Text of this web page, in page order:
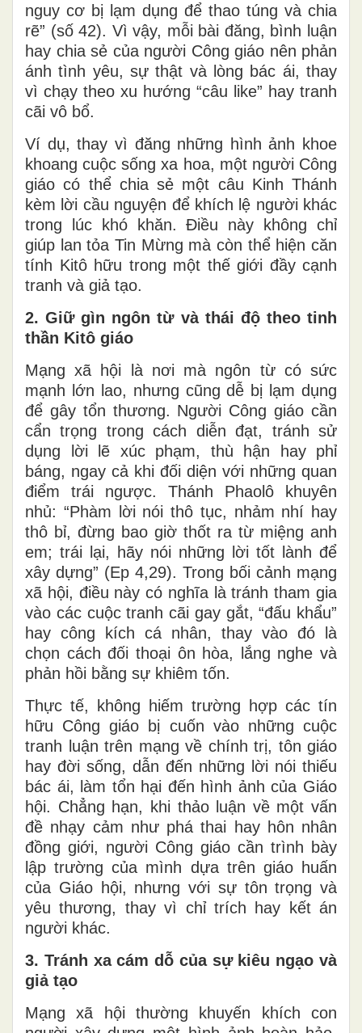
nguy cơ bị lạm dụng để thao túng và chia
rẽ” (số 42). Vì vậy, mỗi bài đăng, bình luận
hay chia sẻ của người Công giáo nên phản
ánh tình yêu, sự thật và lòng bác ái, thay
vì chạy theo xu hướng “câu like” hay tranh
cãi vô bổ.
Ví dụ, thay vì đăng những hình ảnh khoe
khoang cuộc sống xa hoa, một người Công
giáo có thể chia sẻ một câu Kinh Thánh
kèm lời cầu nguyện để khích lệ người khác
trong lúc khó khăn. Điều này không chỉ
giúp lan tỏa Tin Mừng mà còn thể hiện căn
tính Kitô hữu trong một thế giới đầy cạnh
tranh và giả tạo.
2. Giữ gìn ngôn từ và thái độ theo tinh
thần Kitô giáo
Mạng xã hội là nơi mà ngôn từ có sức
mạnh lớn lao, nhưng cũng dễ bị lạm dụng
để gây tổn thương. Người Công giáo cần
cẩn trọng trong cách diễn đạt, tránh sử
dụng lời lẽ xúc phạm, thù hận hay phỉ
báng, ngay cả khi đối diện với những quan
điểm trái ngược. Thánh Phaolô khuyên
nhủ: “Phàm lời nói thô tục, nhảm nhí hay
thô bỉ, đừng bao giờ thốt ra từ miệng anh
em; trái lại, hãy nói những lời tốt lành để
xây dựng” (Ep 4,29). Trong bối cảnh mạng
xã hội, điều này có nghĩa là tránh tham gia
vào các cuộc tranh cãi gay gắt, “đấu khẩu”
hay công kích cá nhân, thay vào đó là
chọn cách đối thoại ôn hòa, lắng nghe và
phản hồi bằng sự khiêm tốn.
Thực tế, không hiếm trường hợp các tín
hữu Công giáo bị cuốn vào những cuộc
tranh luận trên mạng về chính trị, tôn giáo
hay đời sống, dẫn đến những lời nói thiếu
bác ái, làm tổn hại đến hình ảnh của Giáo
hội. Chẳng hạn, khi thảo luận về một vấn
đề nhạy cảm như phá thai hay hôn nhân
đồng giới, người Công giáo cần trình bày
lập trường của mình dựa trên giáo huấn
của Giáo hội, nhưng với sự tôn trọng và
yêu thương, thay vì chỉ trích hay kết án
người khác.
3. Tránh xa cám dỗ của sự kiêu ngạo và
giả tạo
Mạng xã hội thường khuyến khích con